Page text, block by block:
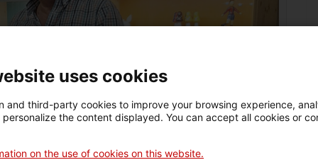
DOSSIER
Barcelona: cent anys
uses cookies
and third-party cookies to improve your browsing experience,
the content displayed. You can accept all cookies or
on the use of cookies on this website.